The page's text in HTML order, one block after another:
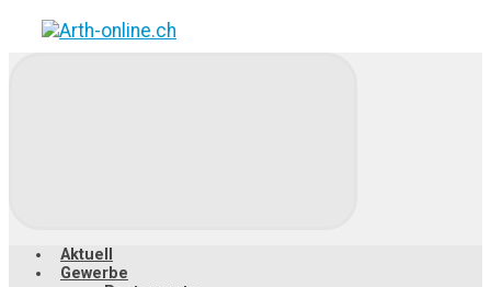
Zum
Hauptinhalt
Aktuell
Gewerbe